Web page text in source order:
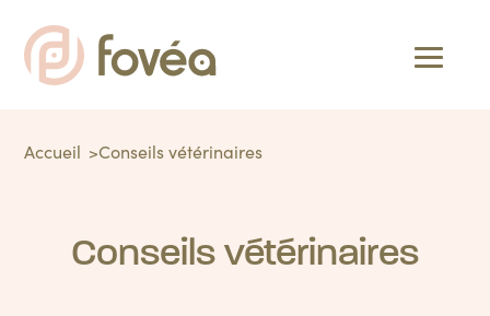
Accueil Conseils vétérinaires
Conseils vétérinaires